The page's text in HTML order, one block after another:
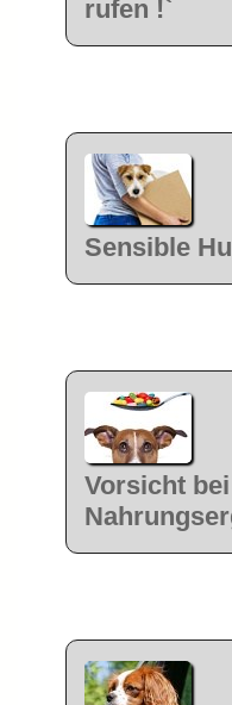
rufen !`
Sensible
Vorsicht bei